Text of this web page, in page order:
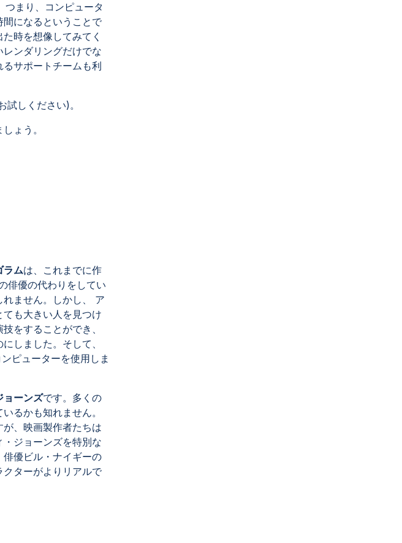
つまり、コンピュータ
になるということで
時を想像してみてく
ンダリングだけでな
サポートチームも利
試しください)。
ょう。
ラムは、これまでに作
俳優の代わりをしてい
ません。しかし、 ア
も大きい人を見つけ
をすることができ、
しました。そして、
ピューターを使用しま
ョーンズです。多くの
るかも知れません。
、映画製作者たちは
ジョーンズを特別な
優ビル・ナイギーの
ターがよりリアルで